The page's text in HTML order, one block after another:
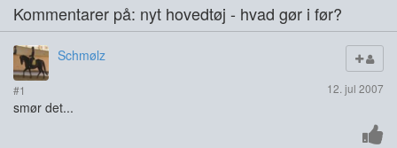
Kommentarer på: nyt hovedtøj - hvad gør i før?
Schmølz
#1 12. jul 2007
smør det...